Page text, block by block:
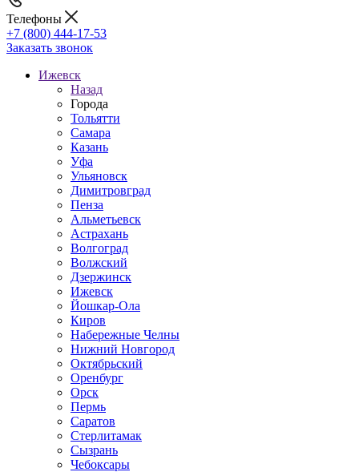
Телефоны
+7 (800) 444-17-53
Заказать звонок
Ижевск
Назад
Города
Тольятти
Самара
Казань
Уфа
Ульяновск
Димитровград
Пенза
Альметьевск
Астрахань
Волгоград
Волжский
Дзержинск
Ижевск
Йошкар-Ола
Киров
Набережные Челны
Нижний Новгород
Октябрьский
Оренбург
Орск
Пермь
Саратов
Стерлитамак
Сызрань
Чебоксары